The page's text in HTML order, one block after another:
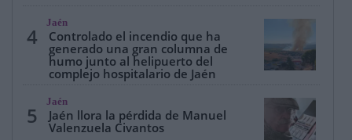
4
Jaén
Controlado el incendio que ha
generado una gran columna de
humo junto al helipuerto del
complejo hospitalario de Jaén
5
Jaén
Jaén llora la pérdida de Manuel
Valenzuela Civantos